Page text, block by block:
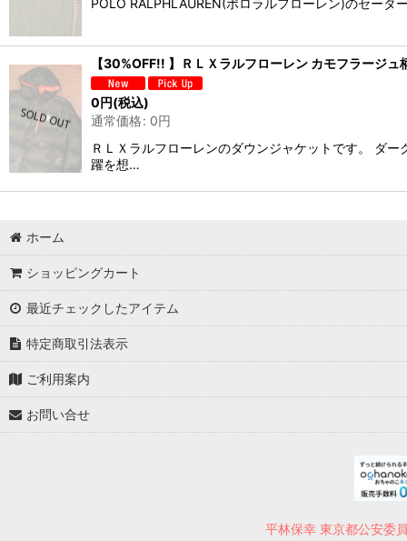
【30%OFF!! 】ＲＬＸラルフローレン カモフラージ
0円(税込)
通常価格: 0円
ＲＬＸラルフローレンのダウンジャケットです。 ダ
躍を想…
ホーム
ショッピングカート
最近チェックしたアイテム
特定商取引法表示
ご利用案内
お問い合せ
平林保幸 東京都公安